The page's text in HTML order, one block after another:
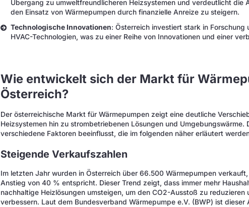
Übergang zu umweltfreundlicheren Heizsystemen und verdeutlicht die
den Einsatz von Wärmepumpen durch finanzielle Anreize zu steigern.
Technologische Innovationen: Österreich investiert stark in Forschung
HVAC-Technologien, was zu einer Reihe von Innovationen und einer
Wie entwickelt sich der Markt für
Österreich?
Der österreichische Markt für Wärmepumpen zeigt eine deutliche
Heizsystemen hin zu strombetriebenen Lösungen und Umgebungswärme.
verschiedene Faktoren beeinflusst, die im folgenden näher erläutert
Steigende Verkaufszahlen
Im letzten Jahr wurden in Österreich über 66.500 Wärmepumpen
Anstieg von 40 % entspricht. Dieser Trend zeigt, dass immer mehr
nachhaltige Heizlösungen umsteigen, um den CO2-Ausstoß zu reduzieren
verbessern. Laut dem Bundesverband Wärmepumpe e.V. (BWP) ist